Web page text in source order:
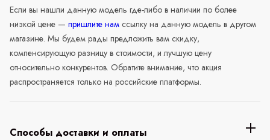
Если вы нашли данную модель где-либо в наличии по более
низкой цене — пришлите нам ссылку на данную модель в другом
магазине. Мы будем рады предложить вам скидку,
компенсирующую разницу в стоимости, и лучшую цену
относительно конкурентов. Обратите внимание, что акция
распространяется только на российские платформы.
Способы доставки и оплаты